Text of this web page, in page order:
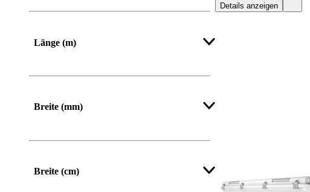
Länge (m)
Breite (mm)
Von Bis
Breite (cm)
Details anzeigen